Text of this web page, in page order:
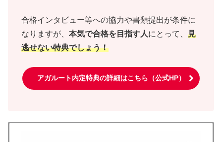
合格インタビュー等への協力や書類提出が条件に
なりますが、 本気で合格を目指す人にとって、 見
逃せない特典でしょう！
アガルート内定特典の詳細はこちら（公式HP）